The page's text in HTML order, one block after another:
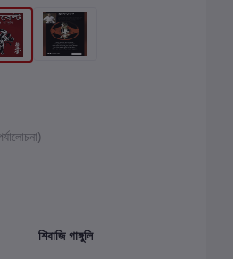
শিবাজি গাঙ্গুলি